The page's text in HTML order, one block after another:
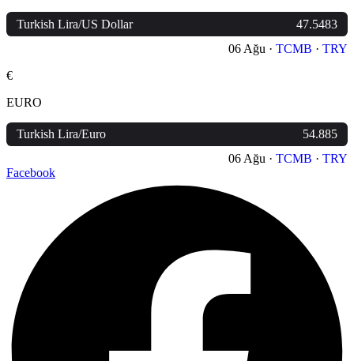
Turkish Lira/US Dollar
47.5483
06 Ağu · TCMB · TRY
€
EURO
Turkish Lira/Euro
54.885
06 Ağu · TCMB · TRY
Facebook